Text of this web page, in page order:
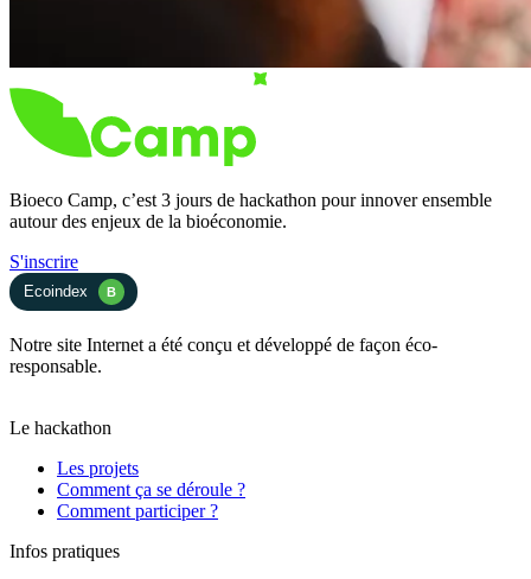
Bioeco Camp, c’est 3 jours de hackathon pour innover ensemble
autour des enjeux de la bioéconomie.
S'inscrire
Ecoindex B
Notre site Internet a été conçu et développé de façon éco-
responsable.
Le hackathon
Les projets
Comment ça se déroule ?
Comment participer ?
Infos pratiques